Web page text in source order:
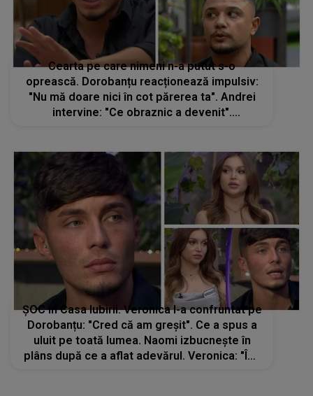
Cearta pe care nimeni n-a putut s-o
oprească. Dorobanțu reacționează impulsiv:
"Nu mă doare nici în cot părerea ta". Andrei
intervine: "Ce obraznic a devenit".
ȘOC în Casa Iubirii. Veronica l-a confruntat pe
Dorobanțu: "Cred că am greșit". Ce a spus a
uluit pe toată lumea. Naomi izbucnește în
plâns după ce a aflat adevărul. Veronica: "Îmi